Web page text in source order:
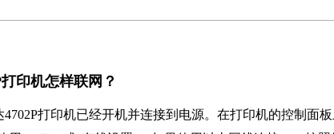
印机怎样联网？
打印机已经开机并连接到电源。在打印机的控制面